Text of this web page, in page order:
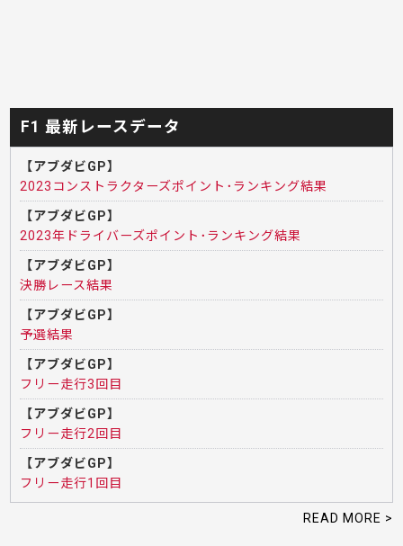
F1 最新レースデータ
【アブダビGP】
2023コンストラクターズポイント･ランキング結果
【アブダビGP】
2023年ドライバーズポイント･ランキング結果
【アブダビGP】
決勝レース結果
【アブダビGP】
予選結果
【アブダビGP】
フリー走行3回目
【アブダビGP】
フリー走行2回目
【アブダビGP】
フリー走行1回目
READ MORE >